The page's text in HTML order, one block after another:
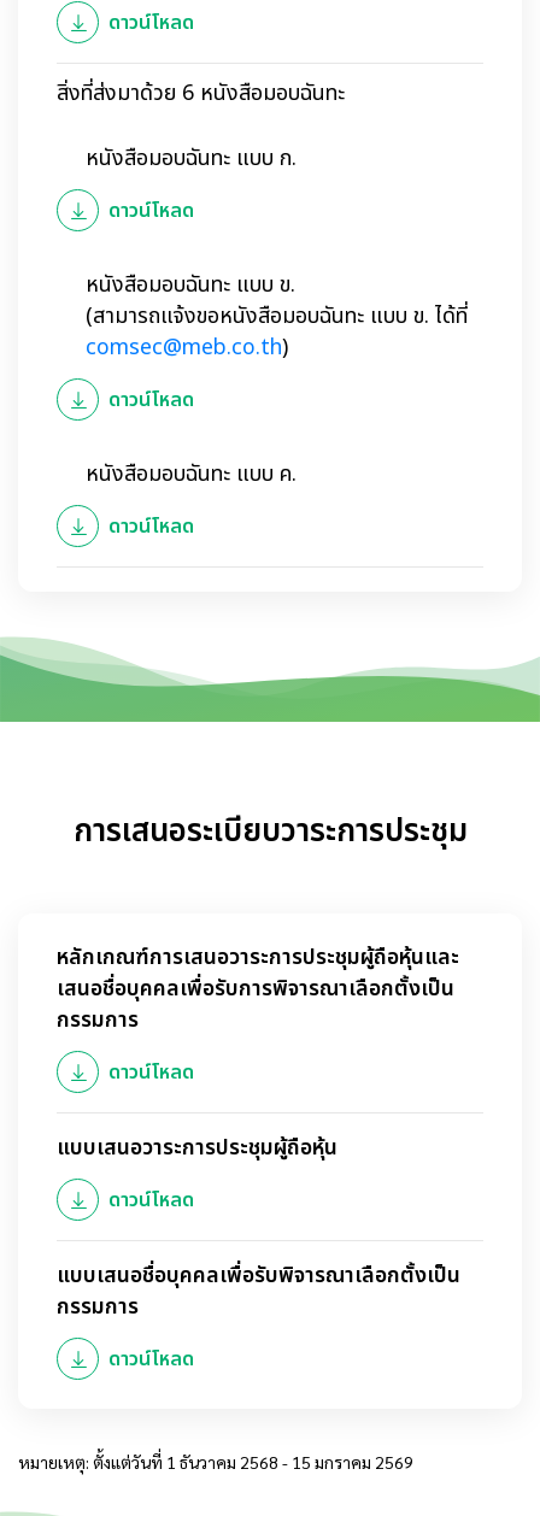
ดาวน์โหลด
สิ่งที่ส่งมาด้วย 6 หนังสือมอบฉันทะ
หนังสือมอบฉันทะ แบบ ก.
ดาวน์โหลด
หนังสือมอบฉันทะ แบบ ข.
(สามารถแจ้งขอหนังสือมอบฉันทะ แบบ ข. ได้ที่
comsec@meb.co.th)
ดาวน์โหลด
หนังสือมอบฉันทะ แบบ ค.
ดาวน์โหลด
การเสนอระเบียบวาระการประชุม
หลักเกณฑ์การเสนอวาระการประชุมผู้ถือหุ้นและ
เสนอชื่อบุคคลเพื่อรับการพิจารณาเลือกตั้งเป็น
กรรมการ
ดาวน์โหลด
แบบเสนอวาระการประชุมผู้ถือหุ้น
ดาวน์โหลด
แบบเสนอชื่อบุคคลเพื่อรับพิจารณาเลือกตั้งเป็น
กรรมการ
ดาวน์โหลด
หมายเหตุ: ตั้งแต่วันที่ 1 ธันวาคม 2568 - 15 มกราคม 2569